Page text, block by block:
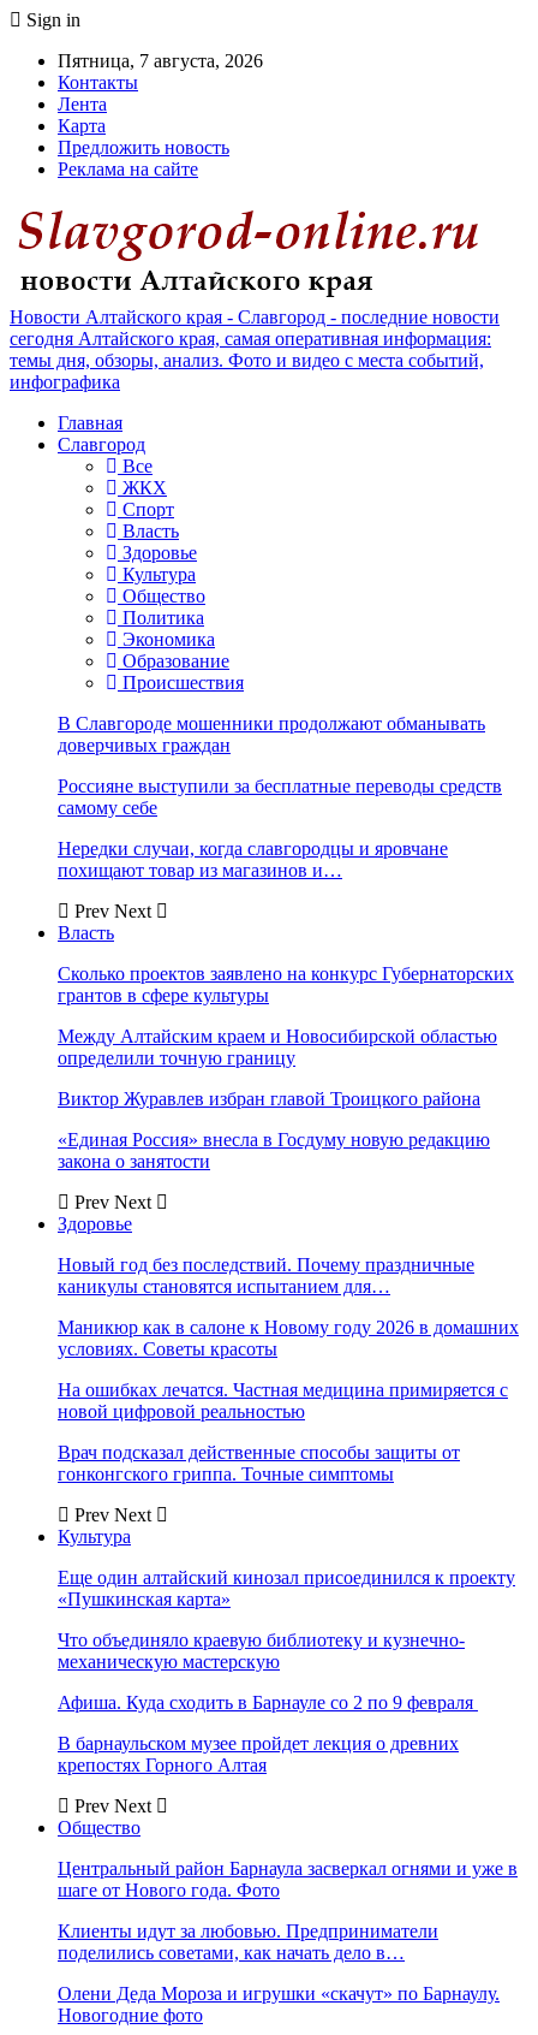
Sign in
Пятница, 7 августа, 2026
Контакты
Лента
Карта
Предложить новость
Реклама на сайте
Новости Алтайского края - Славгород - последние новости
сегодня Алтайского края, самая оперативная информация:
темы дня, обзоры, анализ. Фото и видео с места событий,
инфографика
Главная
Славгород
Все
ЖКХ
Спорт
Власть
Здоровье
Культура
Общество
Политика
Экономика
Образование
Происшествия
В Славгороде мошенники продолжают обманывать
доверчивых граждан
Россияне выступили за бесплатные переводы средств
самому себе
Нередки случаи, когда славгородцы и яровчане
похищают товар из магазинов и…
Prev Next
Власть
Сколько проектов заявлено на конкурс Губернаторских
грантов в сфере культуры
Между Алтайским краем и Новосибирской областью
определили точную границу
Виктор Журавлев избран главой Троицкого района
«Единая Россия» внесла в Госдуму новую редакцию
закона о занятости
Prev Next
Здоровье
Новый год без последствий. Почему праздничные
каникулы становятся испытанием для…
Маникюр как в салоне к Новому году 2026 в домашних
условиях. Советы красоты
На ошибках лечатся. Частная медицина примиряется с
новой цифровой реальностью
Врач подсказал действенные способы защиты от
гонконгского гриппа. Точные симптомы
Prev Next
Культура
Еще один алтайский кинозал присоединился к проекту
«Пушкинская карта»
Что объединяло краевую библиотеку и кузнечно-
механическую мастерскую
Афиша. Куда сходить в Барнауле со 2 по 9 февраля
В барнаульском музее пройдет лекция о древних
крепостях Горного Алтая
Prev Next
Общество
Центральный район Барнаула засверкал огнями и уже в
шаге от Нового года. Фото
Клиенты идут за любовью. Предприниматели
поделились советами, как начать дело в…
Олени Деда Мороза и игрушки «скачут» по Барнаулу.
Новогодние фото